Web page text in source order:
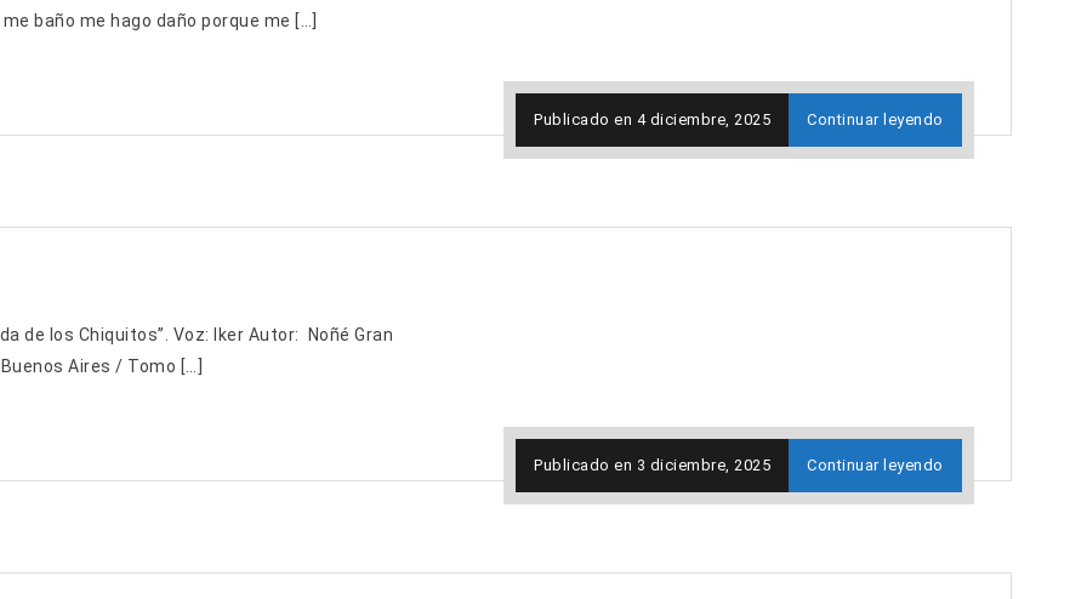
baño me hago daño porque me […]
Publicado en 4 diciembre, 2025 Continuar leyendo
de los Chiquitos”. Voz: Iker Autor: Noñé Gran
Aires / Tomo […]
Publicado en 3 diciembre, 2025 Continuar leyendo